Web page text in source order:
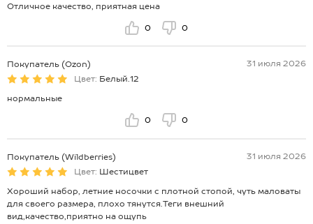
Отличное качество, приятная цена
0 0
Покупатель (Ozon)
31 июля 2026
Цвет: Белый.12
нормальные
0 0
Покупатель (Wildberries)
31 июля 2026
Цвет: Шестицвет
Хороший набор, летние носочки с плотной стопой, чуть маловаты
для своего размера, плохо тянутся.Теги внешний
вид,качество,приятно на ощупь